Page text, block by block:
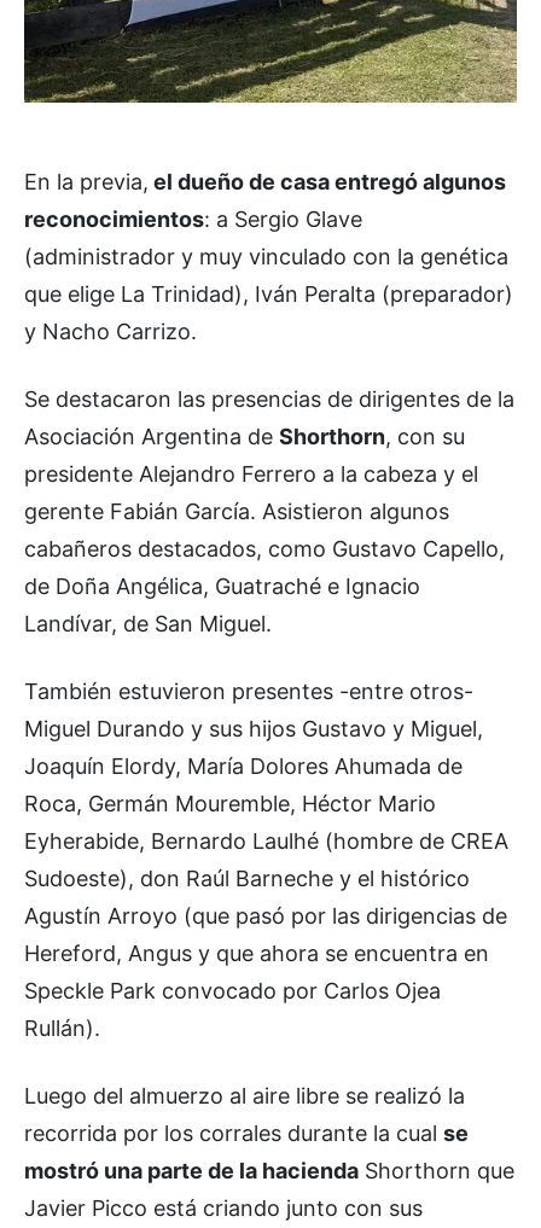
En la previa, el dueño de casa entregó algunos
reconocimientos: a Sergio Glave
(administrador y muy vinculado con la genética
que elige La Trinidad), Iván Peralta (preparador)
y Nacho Carrizo.
Se destacaron las presencias de dirigentes de la
Asociación Argentina de Shorthorn, con su
presidente Alejandro Ferrero a la cabeza y el
gerente Fabián García. Asistieron algunos
cabañeros destacados, como Gustavo Capello,
de Doña Angélica, Guatraché e Ignacio
Landívar, de San Miguel.
También estuvieron presentes -entre otros-
Miguel Durando y sus hijos Gustavo y Miguel,
Joaquín Elordy, María Dolores Ahumada de
Roca, Germán Mouremble, Héctor Mario
Eyherabide, Bernardo Laulhé (hombre de CREA
Sudoeste), don Raúl Barneche y el histórico
Agustín Arroyo (que pasó por las dirigencias de
Hereford, Angus y que ahora se encuentra en
Speckle Park convocado por Carlos Ojea
Rullán).
Luego del almuerzo al aire libre se realizó la
recorrida por los corrales durante la cual se
mostró una parte de la hacienda Shorthorn que
Javier Picco está criando junto con sus